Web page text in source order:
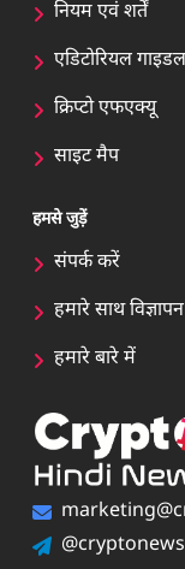
नियम एवं शर्तें
एडिटोरियल
क्रिप्टो एफएक्यू
साइट मैप
हमसे जुड़ें
संपर्क करें
हमारे साथ विज्ञापन
हमारे बारे में